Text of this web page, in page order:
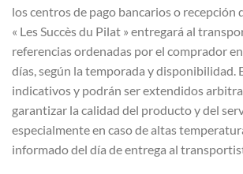
los centros de pago bancarios o recepción
« Les Succès du Pilat » entregará al
referencias ordenadas por el comprador
días, según la temporada y disponibilidad.
indicativos y podrán ser extendidos
garantizar la calidad del producto y del
especialmente en caso de altas
informado del día de entrega al